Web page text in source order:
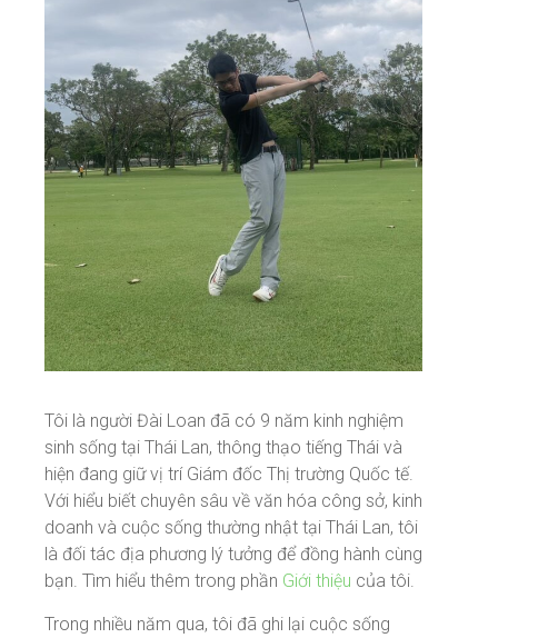
Tôi là người Đài Loan đã có 9 năm kinh nghiệm
sinh sống tại Thái Lan, thông thạo tiếng Thái và
hiện đang giữ vị trí Giám đốc Thị trường Quốc tế.
Với hiểu biết chuyên sâu về văn hóa công sở, kinh
doanh và cuộc sống thường nhật tại Thái Lan, tôi
là đối tác địa phương lý tưởng để đồng hành cùng
bạn. Tìm hiểu thêm trong phần Giới thiệu của tôi.
Trong nhiều năm qua, tôi đã ghi lại cuộc sống